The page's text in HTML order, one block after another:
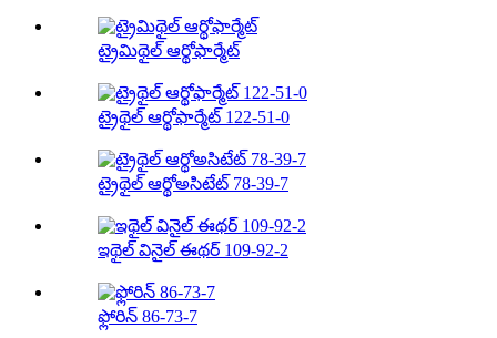
ట్రైమిథైల్ ఆర్థోఫార్మేట్
ట్రైథైల్ ఆర్థోఫార్మేట్ 122-51-0
ట్రైథైల్ ఆర్థోఅసిటేట్ 78-39-7
ఇథైల్ వినైల్ ఈథర్ 109-92-2
ఫ్లోరిన్ 86-73-7